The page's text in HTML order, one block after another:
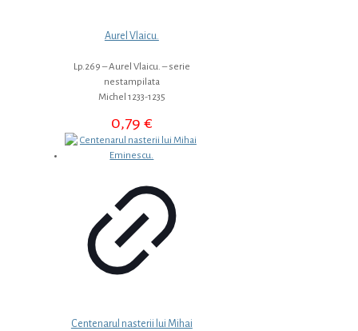
Aurel Vlaicu.
Lp.269 – Aurel Vlaicu. – serie
nestampilata
Michel 1233-1235
0,79 €
Centenarul nasterii lui Mihai